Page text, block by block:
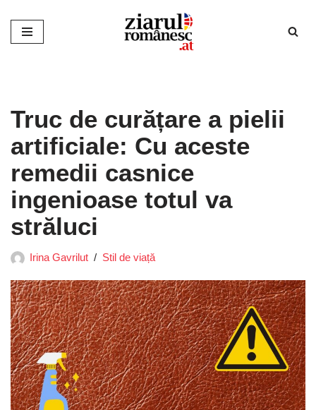
Sari
Truc de curățare a pielii
artificiale: Cu aceste
remedii casnice
ingenioase totul va
străluci
Irina Gavrilut Stil de viață